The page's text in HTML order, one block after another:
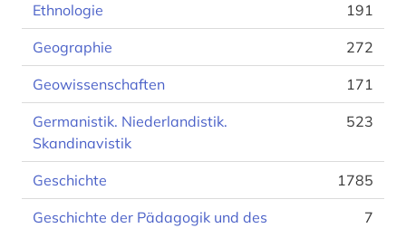
Ethnologie 191
Geographie 272
Geowissenschaften 171
Germanistik. Niederlandistik.
Skandinavistik
523
Geschichte 1785
Geschichte der Pädagogik und des
7